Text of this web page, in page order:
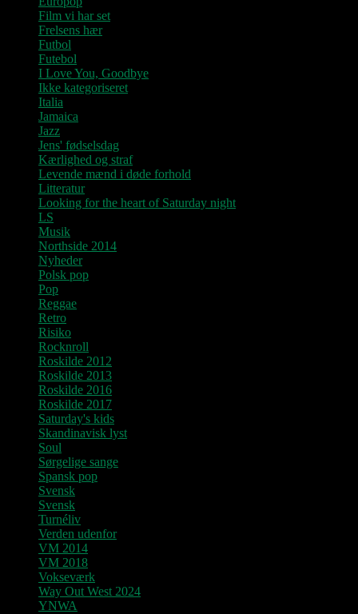
Film vi har set
Frelsens hær
Futbol
Futebol
I Love You, Goodbye
Ikke kategoriseret
Italia
Jamaica
Jazz
Jens' fødselsdag
Kærlighed og straf
Levende mænd i døde forhold
Litteratur
Looking for the heart of Saturday night
LS
Musik
Northside 2014
Nyheder
Polsk pop
Pop
Reggae
Retro
Risiko
Rocknroll
Roskilde 2012
Roskilde 2013
Roskilde 2016
Roskilde 2017
Saturday's kids
Skandinavisk lyst
Soul
Sørgelige sange
Spansk pop
Svensk
Svensk
Turnéliv
Verden udenfor
VM 2014
VM 2018
Vokseværk
Way Out West 2024
YNWA